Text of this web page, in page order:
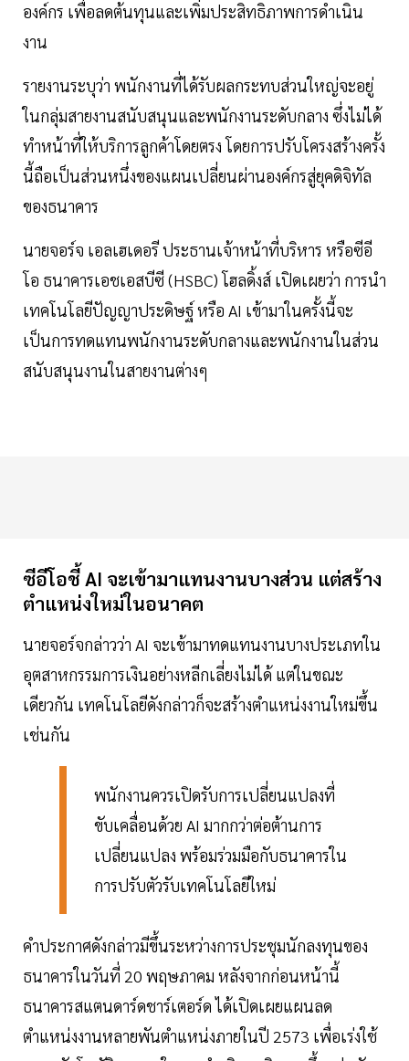
องค์กร เพื่อลดต้นทุนและเพิ่มประสิทธิภาพการดำเนิน
งาน
รายงานระบุว่า พนักงานที่ได้รับผลกระทบส่วนใหญ่จะอยู่
ในกลุ่มสายงานสนับสนุนและพนักงานระดับกลาง ซึ่งไม่ได้
ทำหน้าที่ให้บริการลูกค้าโดยตรง โดยการปรับโครงสร้างครั้ง
นี้ถือเป็นส่วนหนึ่งของแผนเปลี่ยนผ่านองค์กรสู่ยุคดิจิทัล
ของธนาคาร
นายจอร์จ เอลเฮเดอรี ประธานเจ้าหน้าที่บริหาร หรือซีอี
โอ ธนาคารเอชเอสบีซี (HSBC) โฮลดิ้งส์ เปิดเผยว่า การนำ
เทคโนโลยีปัญญาประดิษฐ์ หรือ AI เข้ามาในครั้งนี้จะ
เป็นการทดแทนพนักงานระดับกลางและพนักงานในส่วน
สนับสนุนงานในสายงานต่างๆ
ซีอีโอชี้ AI จะเข้ามาแทนงานบางส่วน แต่สร้าง
ตำแหน่งใหม่ในอนาคต
นายจอร์จกล่าวว่า AI จะเข้ามาทดแทนงานบางประเภทใน
อุตสาหกรรมการเงินอย่างหลีกเลี่ยงไม่ได้ แต่ในขณะ
เดียวกัน เทคโนโลยีดังกล่าวก็จะสร้างตำแหน่งงานใหม่ขึ้น
เช่นกัน
พนักงานควรเปิดรับการเปลี่ยนแปลงที่
ขับเคลื่อนด้วย AI มากกว่าต่อต้านการ
เปลี่ยนแปลง พร้อมร่วมมือกับธนาคารใน
การปรับตัวรับเทคโนโลยีใหม่
คำประกาศดังกล่าวมีขึ้นระหว่างการประชุมนักลงทุนของ
ธนาคารในวันที่ 20 พฤษภาคม หลังจากก่อนหน้านี้
ธนาคารสแตนดาร์ดชาร์เตอร์ด ได้เปิดเผยแผนลด
ตำแหน่งงานหลายพันตำแหน่งภายในปี 2573 เพื่อเร่งใช้